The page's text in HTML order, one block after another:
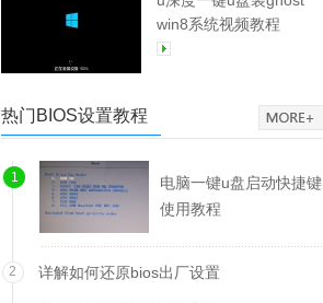
win8系统视频教程
热门BIOS设置教程
1
电脑一键u盘启动快捷键
使用教程
2 详解如何还原bios出厂设置